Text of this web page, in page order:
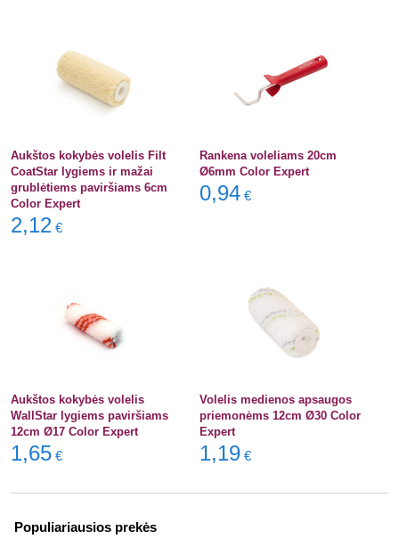
Aukštos kokybės volelis Filt
CoatStar lygiems ir mažai
grublėtiems paviršiams 6cm
Color Expert
2,12 €
Rankena voleliams 20cm
Ø6mm Color Expert
0,94 €
Aukštos kokybės volelis
WallStar lygiems paviršiams
12cm Ø17 Color Expert
1,65 €
Volelis medienos apsaugos
priemonėms 12cm Ø30 Color
Expert
1,19 €
Populiariausios prekės